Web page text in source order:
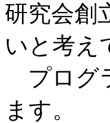
研究会創
いと考え
プログ
ます。